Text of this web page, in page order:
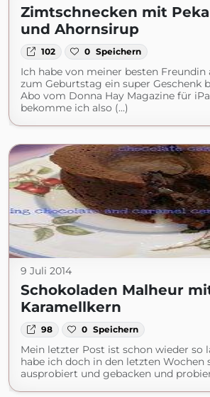
Zimtschnecken mit
und Ahornsirup
102 0 Speichern
Ich habe von meiner besten Freundin
zum Geburtstag ein super Geschenk
Abo vom Donna Hay Magazine für
bekomme ich also (...)
9 Juli 2014
Schokoladen Malheur
Karamellkern
98 0 Speichern
Mein letzter Post ist schon wieder so
habe ich doch in den letzten Wochen
ausprobiert und gebacken und